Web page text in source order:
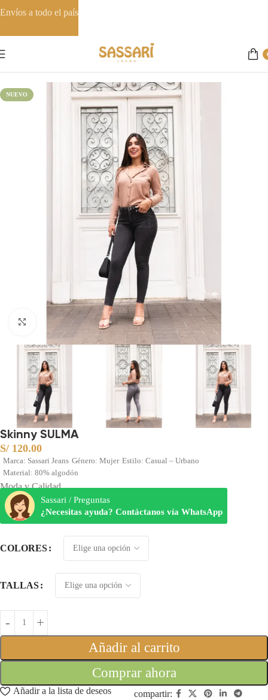
NUEVO
Clic para ampliar
Skinny SULMA
S/ 120.00
Marca: Sassari Jeans Género: Mujer Estilo: Casual – Urbano
Material: 80% algodón
Moda y Calidad
Sassari / Preguntas
¿Necesitas ayuda? Contáctanos vía WhatsApp
COLORES
TALLAS
Añadir al carrito
Comprar ahora
Añadir a la lista de deseos compartir:
Envíos a todo el país